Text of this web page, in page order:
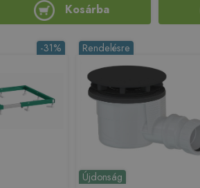
Kosárba
-31%
Újdonság
Rendelésre